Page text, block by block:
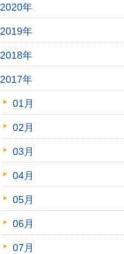
2020年
2019年
2018年
2017年
01月
02月
03月
04月
05月
06月
07月